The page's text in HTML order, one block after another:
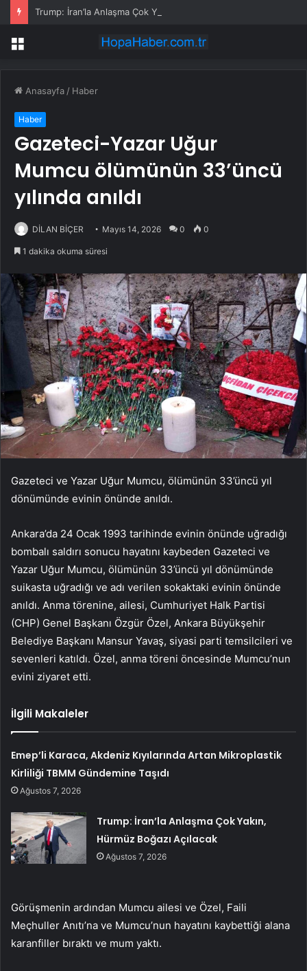
Trump: İran’la Anlaşma Çok Yakın, Hürmüz Boğazı Açılacak
Menü
Anasayfa / Haber
Haber
Gazeteci-Yazar Uğur
Mumcu ölümünün 33’üncü
yılında anıldı
DİLAN BİÇER Mayıs 14, 2026 0 0
1 dakika okuma süresi
Gazeteci ve Yazar Uğur Mumcu, ölümünün 33’üncü yıl
dönümünde evinin önünde anıldı.
Ankara’da 24 Ocak 1993 tarihinde evinin önünde uğradığı
bombalı saldırı sonucu hayatını kaybeden Gazeteci ve
Yazar Uğur Mumcu, ölümünün 33’üncü yıl dönümünde
suikasta uğradığı ve adı verilen sokaktaki evinin önünde
anıldı. Anma törenine, ailesi, Cumhuriyet Halk Partisi
(CHP) Genel Başkanı Özgür Özel, Ankara Büyükşehir
Belediye Başkanı Mansur Yavaş, siyasi parti temsilcileri ve
sevenleri katıldı. Özel, anma töreni öncesinde Mumcu’nun
evini ziyaret etti.
İlgili Makaleler
Emep’li Karaca, Akdeniz Kıyılarında Artan Mikroplastik
Kirliliği TBMM Gündemine Taşıdı
Ağustos 7, 2026
Trump: İran’la Anlaşma Çok Yakın,
Hürmüz Boğazı Açılacak
Ağustos 7, 2026
Görüşmenin ardından Mumcu ailesi ve Özel, Faili
Meçhuller Anıtı’na ve Mumcu’nun hayatını kaybettiği alana
karanfiller bıraktı ve mum yaktı.